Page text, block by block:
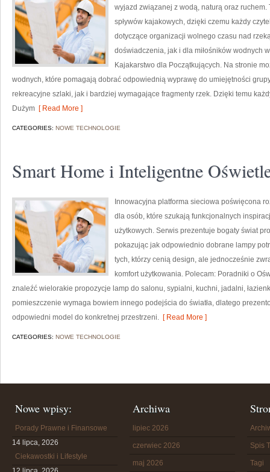
wyjazd związanej z wodą, naturą oraz ruchem.
spływów kajakowych, dzięki czemu każdy
dotyczące organizacji wolnego czasu nad
doświadczenia, jak i dla miłośników wodnych
Kajakarstwo dla Początkujących. Na stronie
wodnych, które pomagają dobrać odpowiednią wyprawę do umiejętności
rekreacyjne szlaki, jak i bardziej wymagające fragmenty rzek. Dzięki temu
Dużym [ Read More ]
CATEGORIES: NOWE TECHNOLOGIE
Smart Home i Inteligentne
Innowacyjna platforma sieciowa poświęcona
dla osób, które szukają funkcjonalnych
użytkowych. Serwis prezentuje bogaty świat
pokazując jak odpowiednio dobrane lampy
tych, którzy cenią design, ale jednocześnie
komfort użytkowania. Polecam: Poradniki o
znaleźć wielorakie propozycje lamp do salonu, sypialni, kuchni, jadalni,
pomieszczenie wymaga bowiem innego podejścia do światła, dlatego
odpowiedni model do konkretnej przestrzeni. [ Read More ]
CATEGORIES: NOWE TECHNOLOGIE
Nowe wpisy:
Porady Prawne i Finansowe
14 lipca, 2026
Ciekawostki i Lifestyle
Archiwa
lipiec 2026
czerwiec 2026
maj 2026
Spis
Tagi